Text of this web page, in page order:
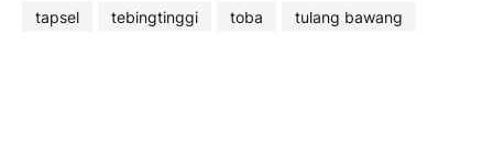
tapsel
tebingtinggi toba tulang bawang